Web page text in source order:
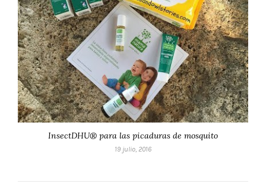
InsectDHU® para las picaduras de mosquito
19 julio, 2016